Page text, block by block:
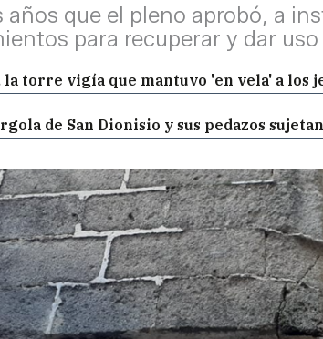
años que el pleno aprobó, a
para recuperar y dar
la torre vigía que mantuvo 'en vela' a los
de San Dionisio y sus pedazos